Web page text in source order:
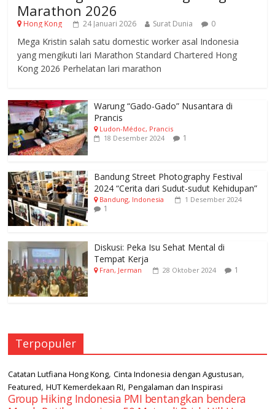
Marathon 2026
Hong Kong 24 Januari 2026 Surat Dunia 0
Mega Kristin salah satu domestic worker asal Indonesia
yang mengikuti lari Marathon Standard Chartered Hong
Kong 2026 Perhelatan lari marathon
Warung “Gado-Gado” Nusantara di
Prancis
Ludon-Médoc, Prancis
18 Desember 2024
1
Bandung Street Photography Festival
2024 “Cerita dari Sudut-sudut Kehidupan”
Bandung, Indonesia 1 Desember 2024
1
Diskusi: Peka Isu Sehat Mental di
Tempat Kerja
Fran, Jerman 28 Oktober 2024 1
Terpopuler
Catatan Lutfiana Hong Kong,Cinta Indonesia dengan Agustusan,
Featured,HUT Kemerdekaan RI,Pengalaman dan Inspirasi
Group Hiking Indonesia PMI bentangkan bendera